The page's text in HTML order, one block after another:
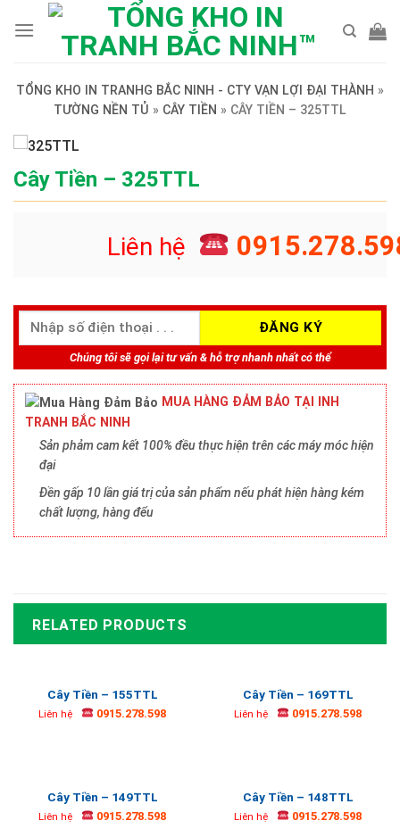
TỔNG KHO IN TRANHG BẮC NINH - CTY VẠN LỢI ĐẠI THÀNH »
TƯỜNG NỀN TỦ » CÂY TIỀN » CÂY TIỀN – 325TTL
Cây Tiền – 325TTL
Liên hệ
Chúng tôi sẽ gọi lại tư vấn & hỗ trợ nhanh nhất có thể
MUA HÀNG ĐẢM BẢO TẠI INH
TRANH BẮC NINH
Sản phảm cam kết 100% đều thực hiện trên các máy móc hiện
đại
Đền gấp 10 lần giá trị của sản phẩm nếu phát hiện hàng kém
chất lượng, hàng đểu
RELATED PRODUCTS
Cây Tiền – 155TTL
Liên hệ 0915.278.598
Cây Tiền – 169TTL
Liên hệ 0915.278.598
Cây Tiền – 149TTL
Liên hệ 0915.278.598
Cây Tiền – 148TTL
Liên hệ 0915.278.598